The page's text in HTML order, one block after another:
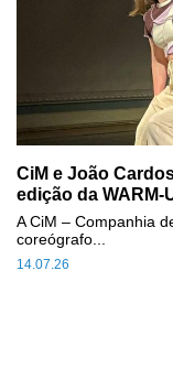
CiM e João
edição da WARM-
14.07.26
A CiM – Companhia
coreógrafo...